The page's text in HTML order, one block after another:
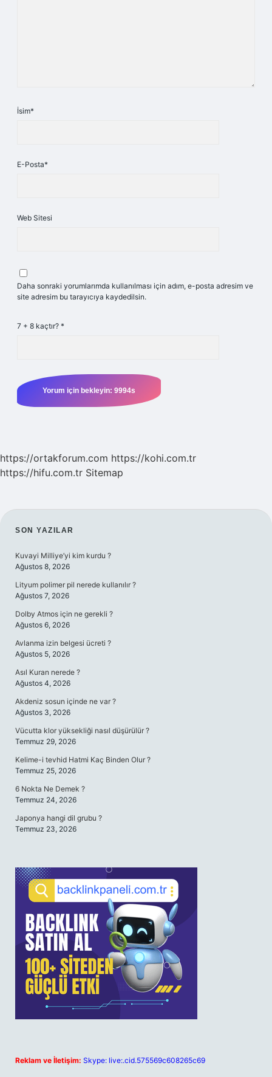
İsim*
E-Posta*
Web Sitesi
Daha sonraki yorumlarımda kullanılması için adım, e-posta adresim ve
site adresim bu tarayıcıya kaydedilsin.
7 + 8 kaçtır? *
https://ortakforum.com https://kohi.com.tr
https://hifu.com.tr Sitemap
SIDEBAR
SON YAZILAR
Kuvayi Milliye’yi kim kurdu ?
Ağustos 8, 2026
Lityum polimer pil nerede kullanılır ?
Ağustos 7, 2026
Dolby Atmos için ne gerekli ?
Ağustos 6, 2026
Avlanma izin belgesi ücreti ?
Ağustos 5, 2026
Asıl Kuran nerede ?
Ağustos 4, 2026
Akdeniz sosun içinde ne var ?
Ağustos 3, 2026
Vücutta klor yüksekliği nasıl düşürülür ?
Temmuz 29, 2026
Kelime-i tevhid Hatmi Kaç Binden Olur ?
Temmuz 25, 2026
6 Nokta Ne Demek ?
Temmuz 24, 2026
Japonya hangi dil grubu ?
Temmuz 23, 2026
Reklam ve İletişim: Skype: live:.cid.575569c608265c69